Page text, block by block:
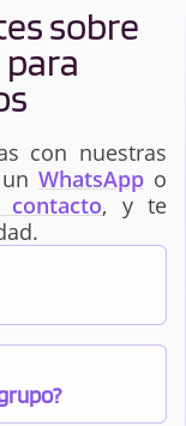
sobre
con nuestras
WhatsAppo
, y te